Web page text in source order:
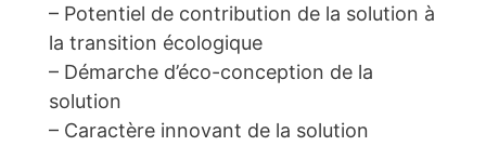
– Potentiel de contribution de la solution à
la transition écologique
– Démarche d’éco-conception de la
solution
– Caractère innovant de la solution